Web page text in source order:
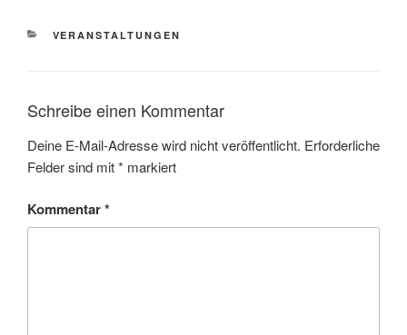
KATEGORIEN
VERANSTALTUNGEN
Schreibe einen Kommentar
Deine E-Mail-Adresse wird nicht veröffentlicht. Erforderliche
Felder sind mit* markiert
Kommentar*